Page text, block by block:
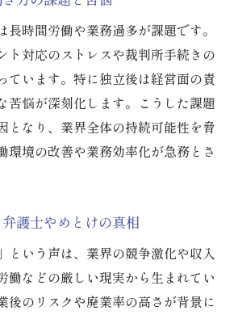
長時間労働や業務過多が課題です。
ト対応のストレスや裁判所手続きの
ています。特に独立後は経営面の責
苦悩が深刻化します。こうした課題
となり、業界全体の持続可能性を脅
環境の改善や業務効率化が急務とさ
護士やめとけの真相
という声は、業界の競争激化や収入
働などの厳しい現実から生まれてい
後のリスクや廃業率の高さが背景に